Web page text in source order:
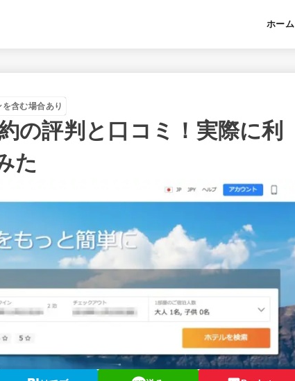
ホーム
含む場合あり
の評判と口コミ！実際に利
た